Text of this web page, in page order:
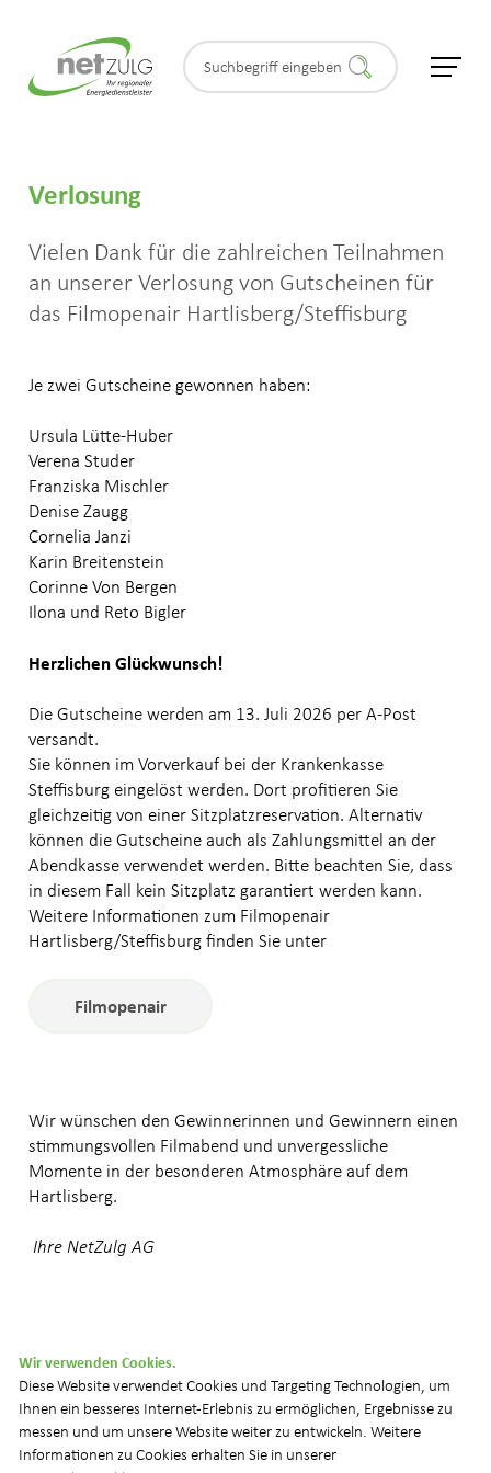
Privatkunden
Geschäftskunden
NetZulg
Unternehmen
Karriere & Jobs
Publikationen
Geschäftsberichte
Blog
Kontakt
Verlosung
Vielen Dank für die zahlreichen Teilnahmen
an unserer Verlosung von Gutscheinen für
das Filmopenair Hartlisberg/Steffisburg
Je zwei Gutscheine gewonnen haben:
Ursula Lütte-Huber
Verena Studer
Franziska Mischler
Denise Zaugg
Cornelia Janzi
Karin Breitenstein
Corinne Von Bergen
Ilona und Reto Bigler
Herzlichen Glückwunsch!
Die Gutscheine werden am 13. Juli 2026 per A-Post
versandt.
Sie können im Vorverkauf bei der Krankenkasse
Steffisburg eingelöst werden. Dort profitieren Sie
gleichzeitig von einer Sitzplatzreservation. Alternativ
können die Gutscheine auch als Zahlungsmittel an der
Abendkasse verwendet werden. Bitte beachten Sie, dass
in diesem Fall kein Sitzplatz garantiert werden kann.
Weitere Informationen zum Filmopenair
Hartlisberg/Steffisburg finden Sie unter
Filmopenair
Wir wünschen den Gewinnerinnen und Gewinnern einen
stimmungsvollen Filmabend und unvergessliche
Momente in der besonderen Atmosphäre auf dem
Hartlisberg.
Ihre NetZulg AG
© 2026 NetZulg AG
Downloads FAQ
Wir verwenden Cookies.
Diese Website verwendet Cookies und Targeting Technologien, um
Ihnen ein besseres Internet-Erlebnis zu ermöglichen, Ergebnisse zu
messen und um unsere Website weiter zu entwickeln. Weitere
Informationen zu Cookies erhalten Sie in unserer